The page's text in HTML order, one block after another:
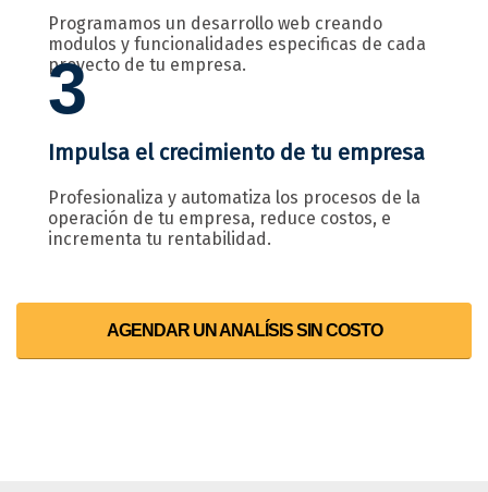
Programamos un desarrollo web creando
modulos y funcionalidades especificas de cada
proyecto de tu empresa.
3
Impulsa el crecimiento de tu empresa
Profesionaliza y automatiza los procesos de la
operación de tu empresa, reduce costos, e
incrementa tu rentabilidad.
AGENDAR UN ANALÍSIS SIN COSTO